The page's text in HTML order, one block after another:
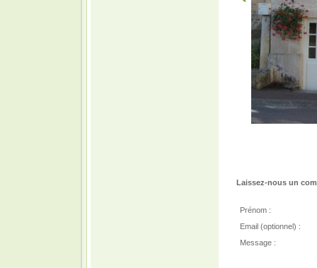
Laissez-nous un
Prénom :
Email (optionnel) :
Message :